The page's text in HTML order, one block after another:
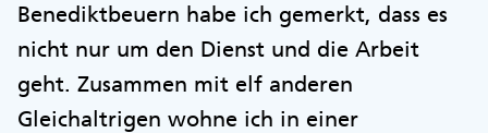
Benediktbeuern habe ich gemerkt, dass es
nicht nur um den Dienst und die Arbeit
geht. Zusammen mit elf anderen
Gleichaltrigen wohne ich in einer